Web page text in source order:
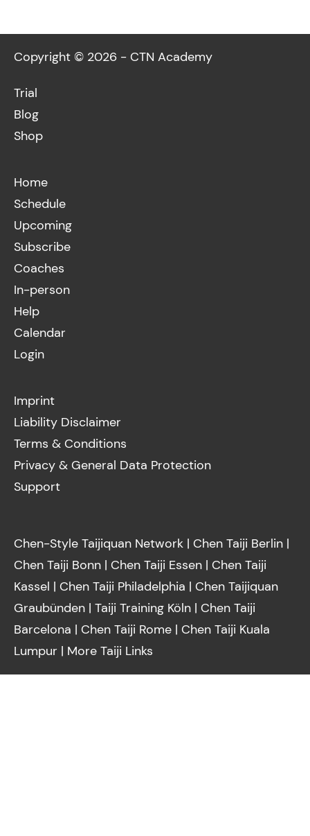
Copyright © 2026 - CTN Academy
Trial
Blog
Shop
Home
Schedule
Upcoming
Subscribe
Coaches
In-person
Help
Calendar
Login
Imprint
Liability Disclaimer
Terms & Conditions
Privacy & General Data Protection
Support
Chen-Style Taijiquan Network | Chen Taiji Berlin |
Chen Taiji Bonn | Chen Taiji Essen | Chen Taiji
Kassel | Chen Taiji Philadelphia | Chen Taijiquan
Graubünden | Taiji Training Köln | Chen Taiji
Barcelona | Chen Taiji Rome | Chen Taiji Kuala
Lumpur | More Taiji Links